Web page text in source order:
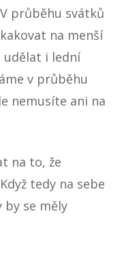
průběhu svátků
na menší
udělat i lední
v průběhu
nemusíte ani na
na to, že
tedy na sebe
by se měly